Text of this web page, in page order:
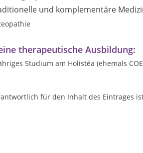
und komplementäre
therapeutische Ausbildung:
Studium am Holistéa (ehemals
für den Inhalt des Eintrages